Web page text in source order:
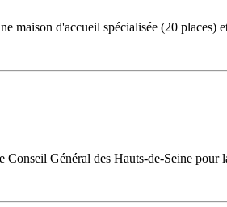
d'accueil spécialisée (20 places)
Général des Hauts-de-Seine pour